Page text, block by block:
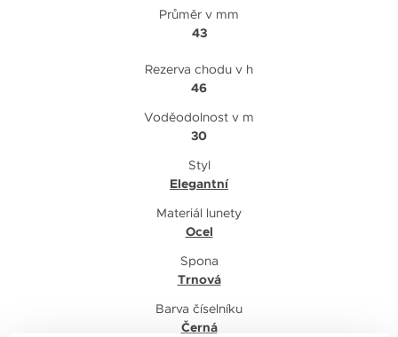
Průměr v mm
43
Rezerva chodu v h
46
Voděodolnost v m
30
Styl
Elegantní
Materiál lunety
Ocel
Spona
Trnová
Barva číselníku
Černá